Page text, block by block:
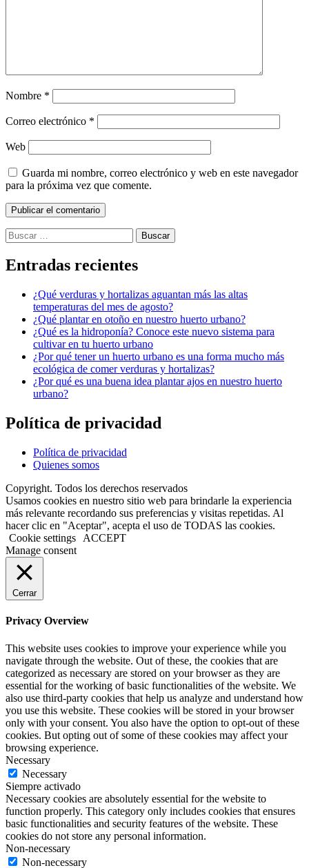
Nombre *
Correo electrónico *
Web
Guarda mi nombre, correo electrónico y web en este navegador
para la próxima vez que comente.
Buscar:
Entradas recientes
¿Qué verduras y hortalizas aguantan más las altas
temperaturas del mes de agosto?
¿Qué plantar en otoño en nuestro huerto urbano?
¿Qué es la hidroponía? Conoce este nuevo sistema para
cultivar en tu huerto urbano
¿Por qué tener un huerto urbano es una forma mucho más
ecológica de comer verduras y hortalizas?
¿Por qué es una buena idea plantar ajos en nuestro huerto
urbano?
Política de privacidad
Política de privacidad
Quienes somos
Copyright. Todos los derechos reservados
Usamos cookies en nuestro sitio web para brindarle la experiencia
más relevante recordando sus preferencias y visitas repetidas. Al
hacer clic en "Aceptar", acepta el uso de TODAS las cookies.
Cookie settings
ACCEPT
Manage consent
Cerrar
Privacy Overview
This website uses cookies to improve your experience while you
navigate through the website. Out of these, the cookies that are
categorized as necessary are stored on your browser as they are
essential for the working of basic functionalities of the website. We
also use third-party cookies that help us analyze and understand how
you use this website. These cookies will be stored in your browser
only with your consent. You also have the option to opt-out of these
cookies. But opting out of some of these cookies may affect your
browsing experience.
Necessary
Necessary
Siempre activado
Necessary cookies are absolutely essential for the website to
function properly. This category only includes cookies that ensures
basic functionalities and security features of the website. These
cookies do not store any personal information.
Non-necessary
Non-necessary